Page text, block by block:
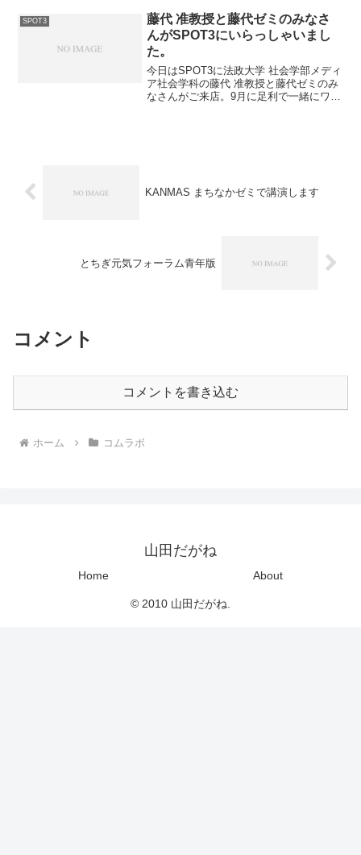
さんと私がそれぞれ「有料記事（コンテ
ンツ）の...
SPOT3
藤代 准教授と藤代ゼミのみなさ
んがSPOT3にいらっしゃいまし
た。
今日はSPOT3に法政大学 社会学部メディ
ア社会学科の藤代 准教授と藤代ゼミのみ
なさんがご来店。9月に足利で一緒にワー
KANMAS まちなかゼミで講演します
とちぎ元気フォーラム青年版
コメント
コメントを書き込む
ホーム コムラボ
山田だがね
Home About
© 2010 山田だがね.